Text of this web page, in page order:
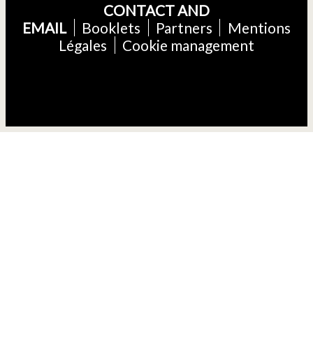
CONTACT AND
EMAIL
Booklets Partners
Mentions
Légales
Cookie management